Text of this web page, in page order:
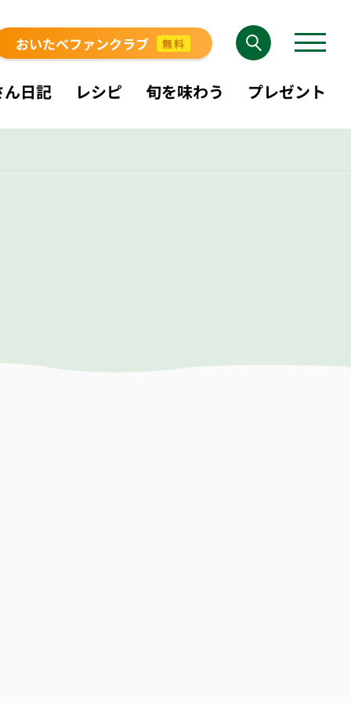
おいたべファンクラブ 無料
日記 レシピ 旬を味わう プレゼント